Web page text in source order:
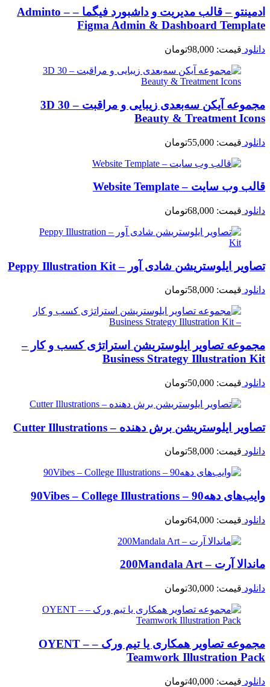
ادمینتو – قالب مدیریت و داشبورد فیگما – Adminto –
Figma Admin & Dashboard Template
دانلود قیمت: 98,000تومان
مجموعه آیکن سه‌بعدی زیبایی و مراقبت – 30 3D
Beauty & Treatment Icons
دانلود قیمت: 55,000تومان
قالب وب سایت – Website Template
دانلود قیمت: 68,000تومان
تصاویر ایلوستریشن شادی آور – Peppy Illustration Kit
دانلود قیمت: 58,000تومان
مجموعه تصاویر ایلوستریشن استراتژی کسب و کار –
Business Strategy Illustration Kit
دانلود قیمت: 50,000تومان
تصاویر ایلوستریشن برش دهنده – Cutter Illustrations
دانلود قیمت: 58,000تومان
وایب‌های دهه90 – 90Vibes – College Illustrations
دانلود قیمت: 64,000تومان
ماندالا آرت – 200Mandala Art
دانلود قیمت: 30,000تومان
مجموعه تصاویر همکاری یا تیم ورک – OYENT –
Teamwork Illustration Pack
دانلود قیمت: 40,000تومان